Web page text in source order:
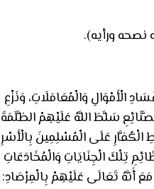
نصحه ورأيه).
الْأَمْوَالِ وَالْمُعَامَلَاتِ، وَنَزْعِ
سَلَّطَ اللَّهُ عَلَيْهِمْ الظَّلَمَةَ
عَلَى الْمُسْلِمِينَ بِالْأَسْرِ
تِلْكَ الْجِنَايَاتِ وَالْمُخَادَعَاتِ
أَنَّهُ تَعَالَى عَلَيْهِمْ بِالْمِرْصَادِ: